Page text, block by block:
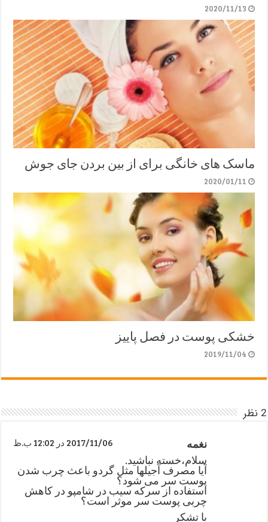
2020/11/13
ماسک های خانگی برای از بین بردن جای جوش
2020/01/11
خشکی پوست در فصل پاییز
2019/11/04
2 نظر
نغمه 2017/11/06 در 12:02 ب.ظ
سلام،خسته نباشید.
آیا مصرف آجیلها مثل گردو باعث چرب شدن
پوست سر می شود؟
استفاده از سرکه سیب در شامپو در کاهش
چربی پوست سر موثر است؟
با تشکر